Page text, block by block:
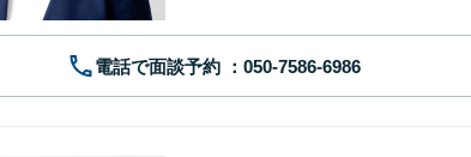
電話で面談予約